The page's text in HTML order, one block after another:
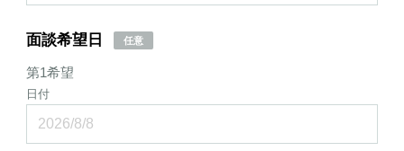
面談希望日 任意
第1希望
日付